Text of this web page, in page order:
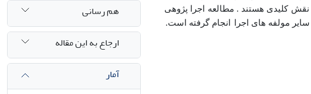
کلیدی هستند . مطالعه اجرا پژوهی
مولفه­ های اجرا
انجام گرفته است.
هم رسانی
ارجاع به این مقاله
آمار